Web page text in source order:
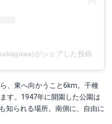
がシェアした投稿
、東へ向かうこと6km。千種
す。1947年に開園した公園は
知られる場所。南側に、自由に